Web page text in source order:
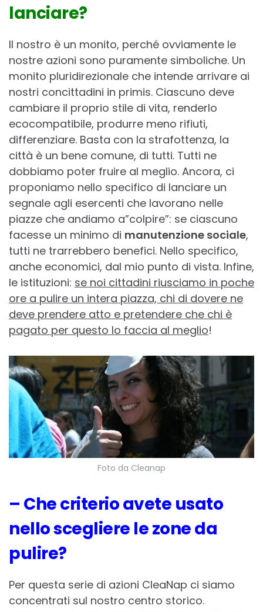
lanciare?
Il nostro è un monito, perché ovviamente le
nostre azioni sono puramente simboliche. Un
monito pluridirezionale che intende arrivare ai
nostri concittadini in primis. Ciascuno deve
cambiare il proprio stile di vita, renderlo
ecocompatibile, produrre meno rifiuti,
differenziare. Basta con la strafottenza, la
città è un bene comune, di tutti. Tutti ne
dobbiamo poter fruire al meglio. Ancora, ci
proponiamo nello specifico di lanciare un
segnale agli esercenti che lavorano nelle
piazze che andiamo a”colpire”: se ciascuno
facesse un minimo di manutenzione sociale,
tutti ne trarrebbero benefici. Nello specifico,
anche economici, dal mio punto di vista. Infine,
le istituzioni: se noi cittadini riusciamo in poche
ore a pulire un intera piazza, chi di dovere ne
deve prendere atto e pretendere che chi è
pagato per questo lo faccia al meglio!
Foto da Cleanap
– Che criterio avete usato
nello scegliere le zone da
pulire?
Per questa serie di azioni CleaNap ci siamo
concentrati sul nostro centro storico.